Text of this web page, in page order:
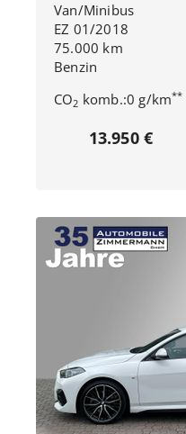
Van/Minibus
EZ 01/2018
75.000 km
Benzin
CO2 komb.:0 g/km**
13.950 €